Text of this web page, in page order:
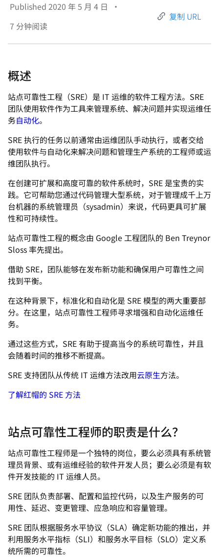
Published 2020 年 5 月 4 日
•
7 分钟阅读
复制 URL
概述
站点可靠性工程（SRE）是 IT 运维的软件工程方法。SRE
团队使用软件作为工具来管理系统、解决问题并实现运维任
务自动化。
SRE 执行的任务以前通常由运维团队手动执行，或者交给
使用软件与自动化来解决问题和管理生产系统的工程师或运
维团队执行。
在创建可扩展和高度可靠的软件系统时，SRE 是宝贵的实
践。它可帮助您通过代码管理大型系统，对于管理成千上万
台机器的系统管理员（sysadmin）来说，代码更具可扩展
性和可持续性。
站点可靠性工程的概念由 Google 工程团队的 Ben Treynor
Sloss 率先提出。
借助 SRE，团队能够在发布新功能和确保用户可靠性之间
找到平衡。
在这种背景下，标准化和自动化是 SRE 模型的两大重要部
分。在这里，站点可靠性工程师寻求增强和自动化运维任
务。
通过这些方式，SRE 有助于提高当今的系统可靠性，并且
会随着时间的推移不断提高。
SRE 支持团队从传统 IT 运维方法改用云原生方法。
了解红帽的 SRE 方法
站点可靠性工程师的职责是什么？
站点可靠性工程师是一个独特的岗位，要么必须具有系统管
理员背景、或有运维经验的软件开发人员；要么必须是有软
件开发技能的 IT 运维人员。
SRE 团队负责部署、配置和监控代码，以及生产服务的可
用性、延迟、变更管理、应急响应和容量管理。
SRE 团队根据服务水平协议（SLA）确定新功能的推出，并
利用服务水平指标（SLI）和服务水平目标（SLO）定义系
统所需的可靠性。